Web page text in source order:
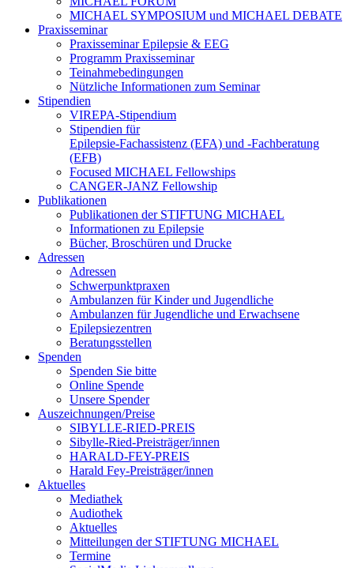
MICHAEL SYMPOSIUM und MICHAEL DEBATE
Praxisseminar
Praxisseminar Epilepsie & EEG
Programm Praxisseminar
Teinahmebedingungen
Nützliche Informationen zum Seminar
Stipendien
VIREPA-Stipendium
Stipendien für
Epilepsie-Fachassistenz (EFA) und -Fachberatung
(EFB)
Focused MICHAEL Fellowships
CANGER-JANZ Fellowship
Publikationen
Publikationen der STIFTUNG MICHAEL
Informationen zu Epilepsie
Bücher, Broschüren und Drucke
Adressen
Adressen
Schwerpunktpraxen
Ambulanzen für Kinder und Jugendliche
Ambulanzen für Jugendliche und Erwachsene
Epilepsiezentren
Beratungsstellen
Spenden
Spenden Sie bitte
Online Spende
Unsere Spender
Auszeichnungen/Preise
SIBYLLE-RIED-PREIS
Sibylle-Ried-Preisträger/innen
HARALD-FEY-PREIS
Harald Fey-Preisträger/innen
Aktuelles
Mediathek
Audiothek
Aktuelles
Mitteilungen der STIFTUNG MICHAEL
Termine